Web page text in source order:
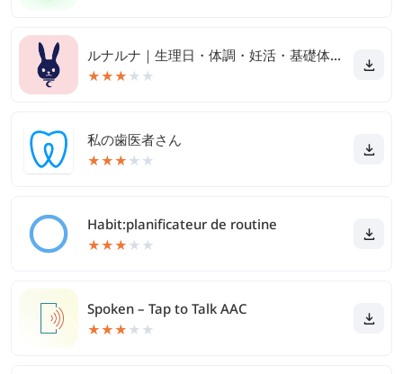
ルナルナ｜生理日・体調・妊活・基礎体温・ピル服薬管理も！
★★★ ★ ★
私の歯医者さん
★★★ ★ ★
Habit:planificateur de routine
★★★ ★ ★
Spoken – Tap to Talk AAC
★★★ ★ ★